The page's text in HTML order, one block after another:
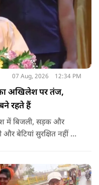
07 Aug, 2026 12:34 PM
का अखिलेश पर तंज,
रहते हैं
में बिजली, सड़क और
बेटियां सुरक्षित नहीं थीं.